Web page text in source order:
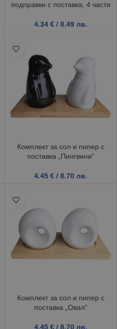
подправки с поставка, 4 части
4.34 € / 8.49 лв.
Комплект за сол и пипер с
поставка „Пингвини“
4.45 € / 8.70 лв.
Комплект за сол и пипер с
поставка „Овал“
4.45 € / 8.70 лв.